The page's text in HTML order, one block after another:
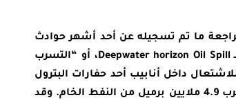
ما تم تسجيله عن أحد أشهر حوادث
تسرب النفط في العالم والذي وقع في عام 2010، والمعروف بـ Deepwater horizon Oil Spill، أو “التسرب
داخل أنابيب أحد حفارات البترول
العاملة في خليج المكسيك إلى حدوث انفجار هائل أدى إلى تسرب 4.9 ملايين برميل من النفط الخام. وقد